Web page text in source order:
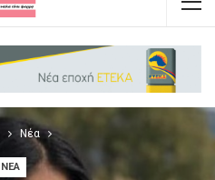
Νέα
ΝΈΑ